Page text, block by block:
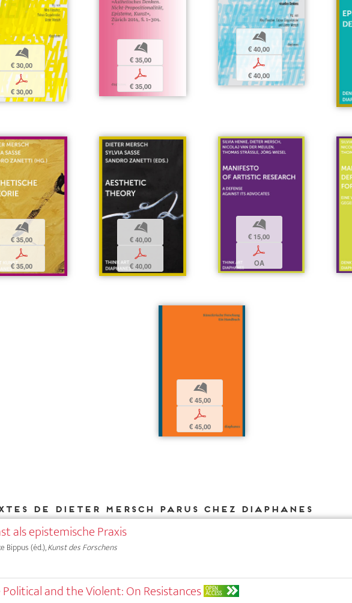
b
€ 30,00
p
€ 30,00
b
€ 35,00
p
€ 35,00
b
€ 40,00
p
€ 40,00
b
€ 35,00
p
€ 35,00
b
€ 40,00
p
€ 40,00
b
€ 15,00
p
OA
b
€ 45,00
p
€ 45,00
de Dieter Mersch parus chez DIAPHANES
als epistemische Praxis
Bippus (éd.),Kunst des Forschens
and the Violent: On Resistances OPEN
ACCESS